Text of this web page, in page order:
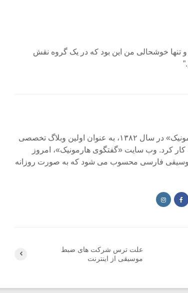
تنها خوشحالی من این بود که در یک گروه نقش
مجله آنلاین «گفتگوی هارمونیک» در سال ۱۳۸۲، به عنوان اولین وبلاگ تخصصی
کرد. وب سایت «گفتگوی هارمونیک»، امروز
موسیقی فارسی محسوب می شود که به صورت روزانه
علت ترس شرکت های ضبط
موسیقی از اینترنت